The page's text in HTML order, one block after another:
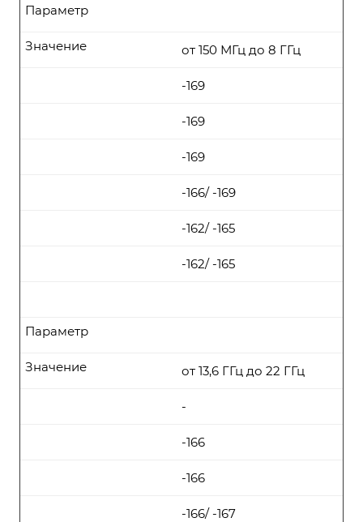
Параметр
от 150 МГц до 8 ГГц
Значение
-169
-169
-169
-166/ -169
-162/ -165
-162/ -165
Параметр
от 13,6 ГГц до 22 ГГц
Значение
-
-166
-166
-166/ -167